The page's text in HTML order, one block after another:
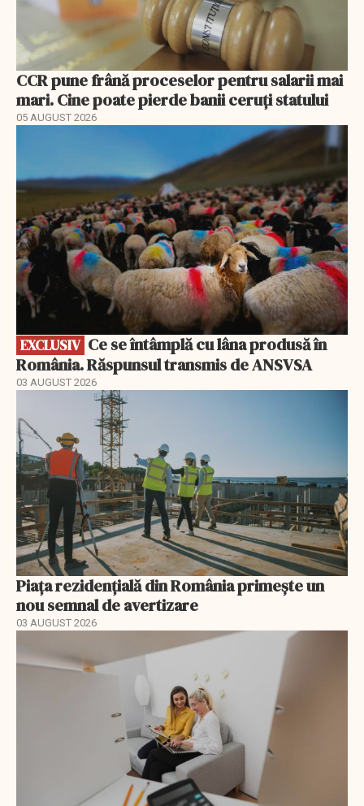
CCR pune frână proceselor pentru salarii mai
mari. Cine poate pierde banii ceruți statului
05 AUGUST 2026
EXCLUSIV
România. Răspunsul transmis de ANSVSA
03 AUGUST 2026
Piața rezidențială din România primește un
nou semnal de avertizare
03 AUGUST 2026